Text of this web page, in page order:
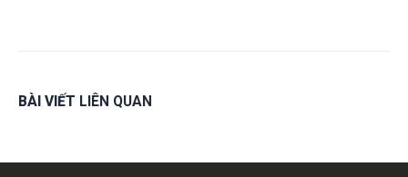
BÀI VIẾT LIÊN QUAN
Get in touch